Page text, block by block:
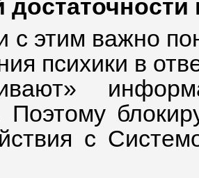
достаточности
с этим важно
психики в
Поэтому
с